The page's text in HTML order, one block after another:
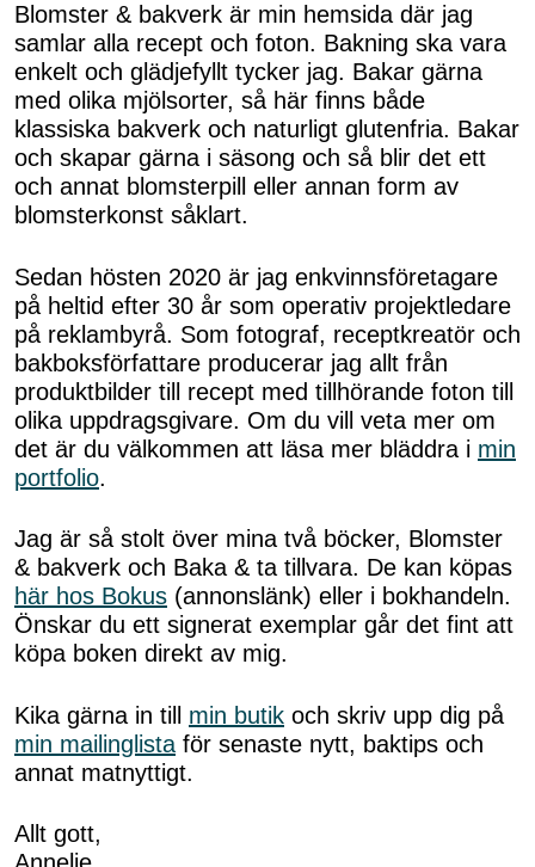
Om Oss
Blomster & bakverk är min hemsida där jag
samlar alla recept och foton. Bakning ska vara
enkelt och glädjefyllt tycker jag. Bakar gärna
med olika mjölsorter, så här finns både
klassiska bakverk och naturligt glutenfria. Bakar
och skapar gärna i säsong och så blir det ett
och annat blomsterpill eller annan form av
blomsterkonst såklart.
Sedan hösten 2020 är jag enkvinnsföretagare
på heltid efter 30 år som operativ projektledare
på reklambyrå. Som fotograf, receptkreatör och
bakboksförfattare producerar jag allt från
produktbilder till recept med tillhörande foton till
olika uppdragsgivare. Om du vill veta mer om
det är du välkommen att läsa mer bläddra i min
portfolio.
Jag är så stolt över mina två böcker, Blomster
& bakverk och Baka & ta tillvara. De kan köpas
här hos Bokus (annonslänk) eller i bokhandeln.
Önskar du ett signerat exemplar går det fint att
köpa boken direkt av mig.
Kika gärna in till min butik och skriv upp dig på
min mailinglista för senaste nytt, baktips och
annat matnyttigt.
Allt gott,